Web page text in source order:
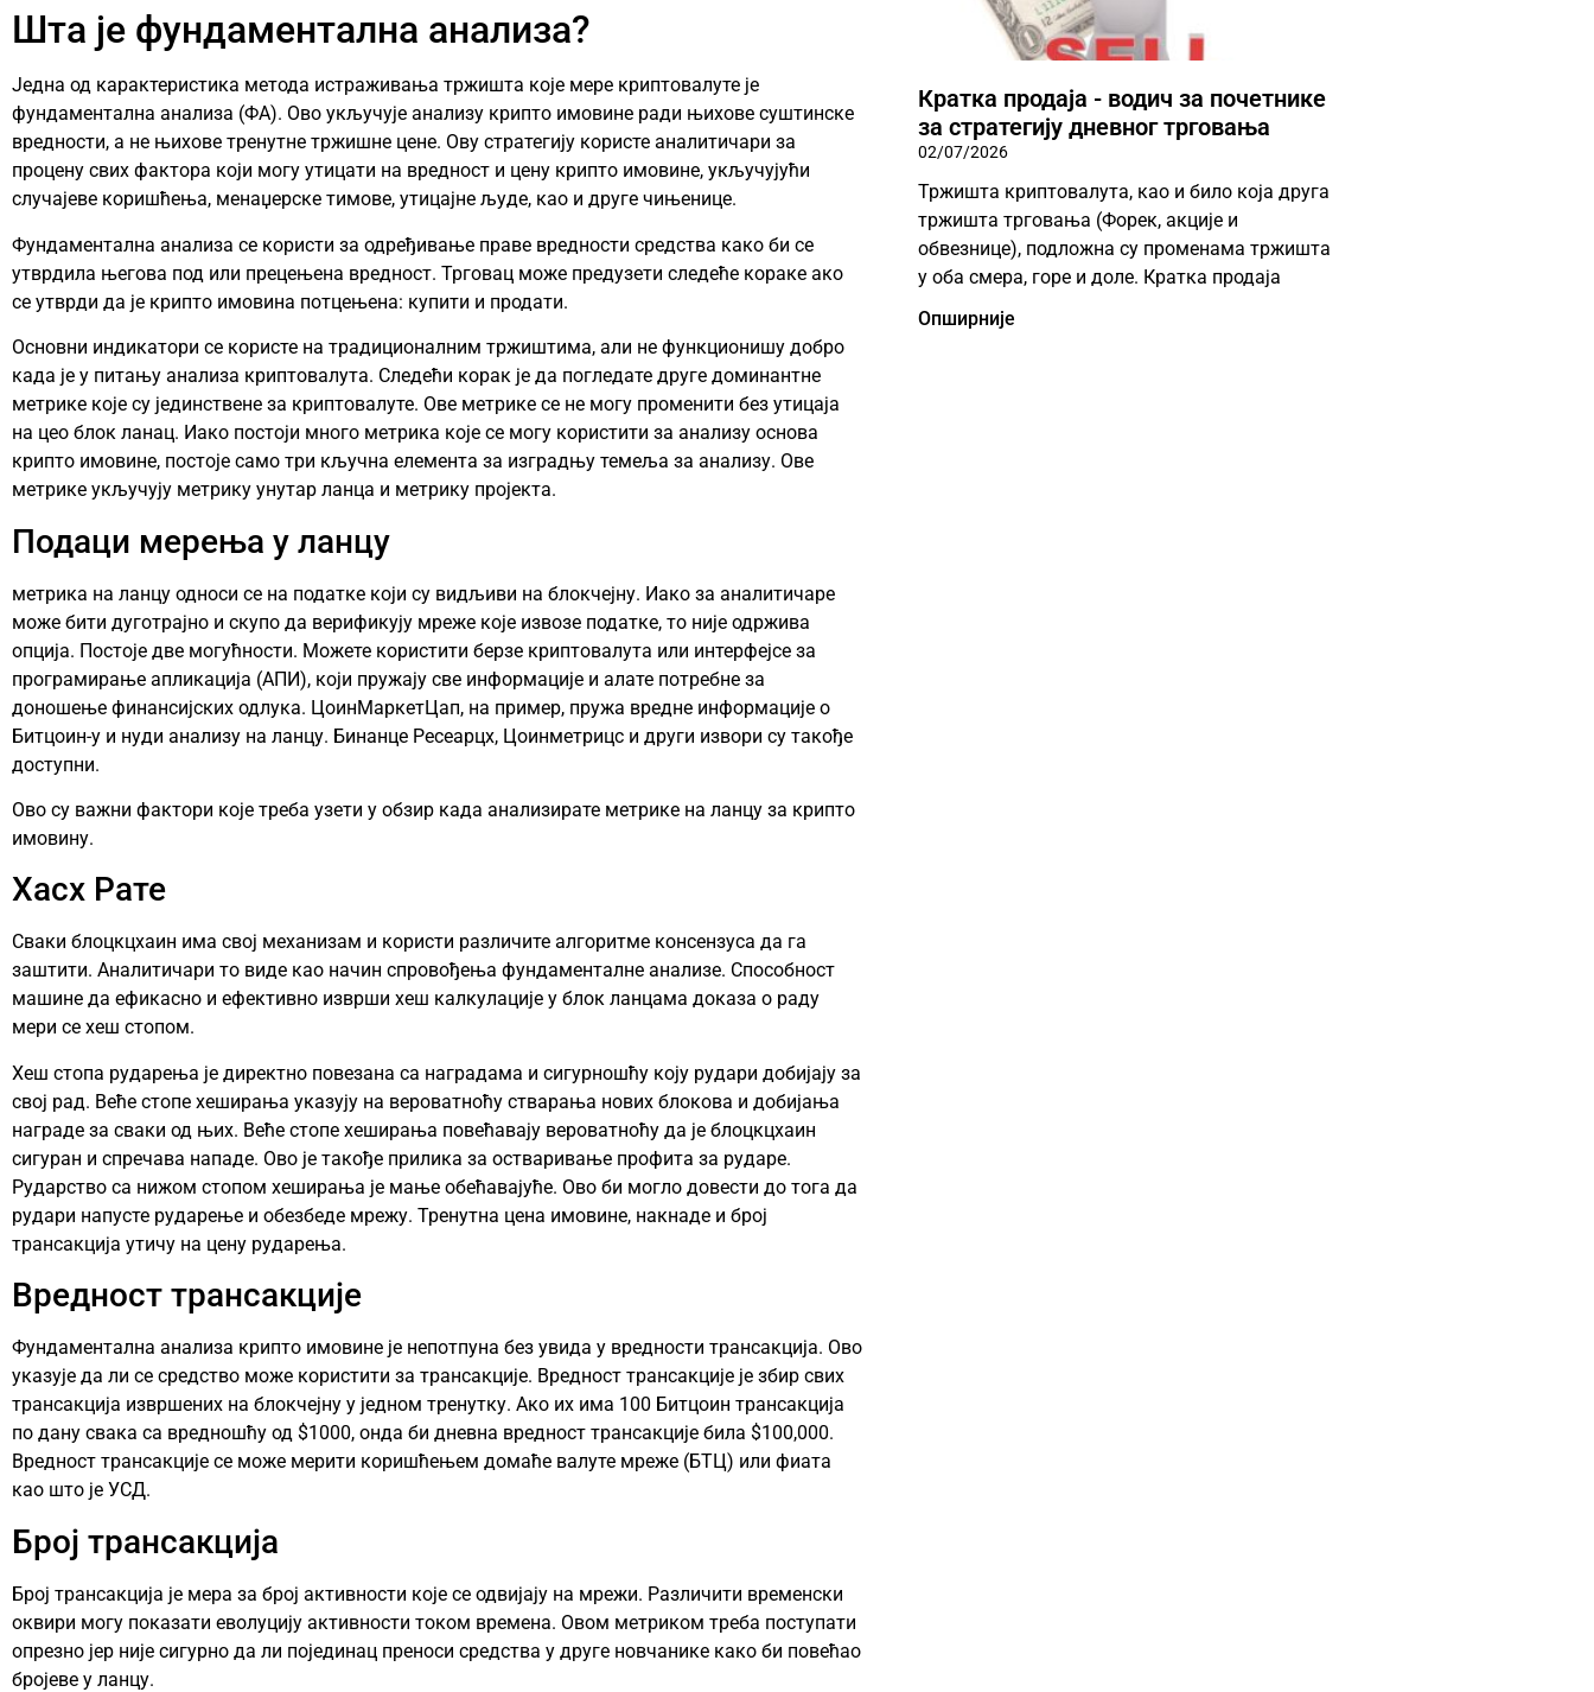
Шта је фундаментална анализа?
Једна од карактеристика метода истраживања тржишта које мере криптовалуте је
фундаментална анализа (ФА). Ово укључује анализу крипто имовине ради њихове суштинске
вредности, а не њихове тренутне тржишне цене. Ову стратегију користе аналитичари за
процену свих фактора који могу утицати на вредност и цену крипто имовине, укључујући
случајеве коришћења, менаџерске тимове, утицајне људе, као и друге чињенице.
Фундаментална анализа се користи за одређивање праве вредности средства како би се
утврдила његова под или прецењена вредност. Трговац може предузети следеће кораке ако
се утврди да је крипто имовина потцењена: купити и продати.
Основни индикатори се користе на традиционалним тржиштима, али не функционишу добро
када је у питању анализа криптовалута. Следећи корак је да погледате друге доминантне
метрике које су јединствене за криптовалуте. Ове метрике се не могу променити без утицаја
на цео блок ланац. Иако постоји много метрика које се могу користити за анализу основа
крипто имовине, постоје само три кључна елемента за изградњу темеља за анализу. Ове
метрике укључују метрику унутар ланца и метрику пројекта.
Подаци мерења у ланцу
метрика на ланцу односи се на податке који су видљиви на блокчејну. Иако за аналитичаре
може бити дуготрајно и скупо да верификују мреже које извозе податке, то није одржива
опција. Постоје две могућности. Можете користити берзе криптовалута или интерфејсе за
програмирање апликација (АПИ), који пружају све информације и алате потребне за
доношење финансијских одлука. ЦоинМаркетЦап, на пример, пружа вредне информације о
Битцоин-у и нуди анализу на ланцу. Бинанце Ресеарцх, Цоинметрицс и други извори су такође
доступни.
Ово су важни фактори које треба узети у обзир када анализирате метрике на ланцу за крипто
имовину.
Хасх Рате
Сваки блоцкцхаин има свој механизам и користи различите алгоритме консензуса да га
заштити. Аналитичари то виде као начин спровођења фундаменталне анализе. Способност
машине да ефикасно и ефективно изврши хеш калкулације у блок ланцама доказа о раду
мери се хеш стопом.
Хеш стопа рударења је директно повезана са наградама и сигурношћу коју рудари добијају за
свој рад. Веће стопе хеширања указују на вероватноћу стварања нових блокова и добијања
награде за сваки од њих. Веће стопе хеширања повећавају вероватноћу да је блоцкцхаин
сигуран и спречава нападе. Ово је такође прилика за остваривање профита за рударе.
Рударство са нижом стопом хеширања је мање обећавајуће. Ово би могло довести до тога да
рудари напусте рударење и обезбеде мрежу. Тренутна цена имовине, накнаде и број
трансакција утичу на цену рударења.
Вредност трансакције
Фундаментална анализа крипто имовине је непотпуна без увида у вредности трансакција. Ово
указује да ли се средство може користити за трансакције. Вредност трансакције је збир свих
трансакција извршених на блокчејну у једном тренутку. Ако их има 100 Битцоин трансакција
по дану свака са вредношћу од $1000, онда би дневна вредност трансакције била $100,000.
Вредност трансакције се може мерити коришћењем домаће валуте мреже (БТЦ) или фиата
као што је УСД.
Број трансакција
Број трансакција је мера за број активности које се одвијају на мрежи. Различити временски
оквири могу показати еволуцију активности током времена. Овом метриком треба поступати
опрезно јер није сигурно да ли појединац преноси средства у друге новчанике како би повећао
бројеве у ланцу.
Кратка продаја - водич за почетнике
за стратегију дневног трговања
02/07/2026
Тржишта криптовалута, као и било која друга
тржишта трговања (Форек, акције и
обвезнице), подложна су променама тржишта
у оба смера, горе и доле. Кратка продаја
Опширније